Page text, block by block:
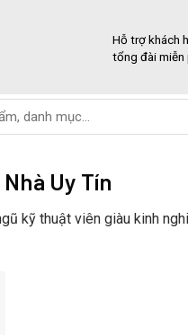
Hỗ trợ khách
tổng đài miễn
Uy Tín
kỹ thuật viên giàu kinh